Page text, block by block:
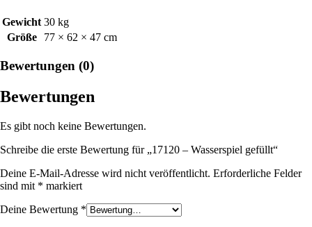
Gewicht 30 kg
Größe
77 × 62 × 47 cm
Bewertungen (0)
Bewertungen
Es gibt noch keine Bewertungen.
Schreibe die erste Bewertung für „17120 – Wasserspiel gefüllt“
Deine E-Mail-Adresse wird nicht veröffentlicht. Erforderliche Felder
sind mit * markiert
Deine Bewertung *